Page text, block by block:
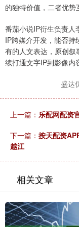
的独特价值，二者优势
番茄小说IP衍生负责人
IP跨媒介开发，能否持
有的人文表达，原创叙
续打通文字IP到影像内
盛达
上一篇： 乐配网配资
下一篇： 按天配资
越江
相关文章